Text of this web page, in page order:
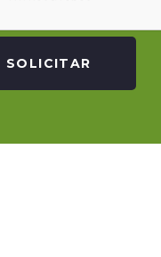
SOLICITAR